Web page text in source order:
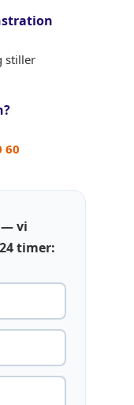
stiller
60
— vi
timer: